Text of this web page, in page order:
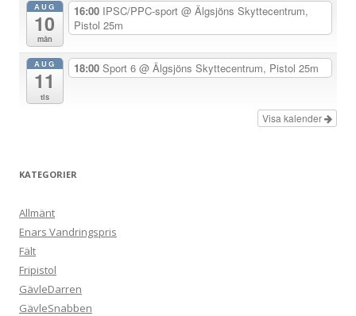
g
AUG
10
mån
16:00 IPSC/PPC-sport @ Älgsjöns Skyttecentrum,
Pistol 25m
AUG
11
tis
18:00 Sport 6 @ Älgsjöns Skyttecentrum, Pistol 25m
Visa kalender
KATEGORIER
Allmänt
Enars Vandringspris
Fält
Fripistol
GävleDarren
GävleSnabben